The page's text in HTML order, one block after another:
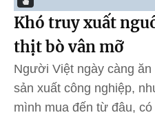
Khó truy xuất
thịt bò vân mỡ
Người Việt ngày càng
sản xuất công nghiệp,
mình mua đến từ đâu,